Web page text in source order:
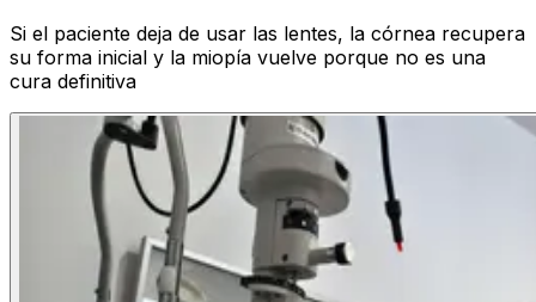
Si el paciente deja de usar las lentes, la córnea recupera
su forma inicial y la miopía vuelve porque no es una
cura definitiva